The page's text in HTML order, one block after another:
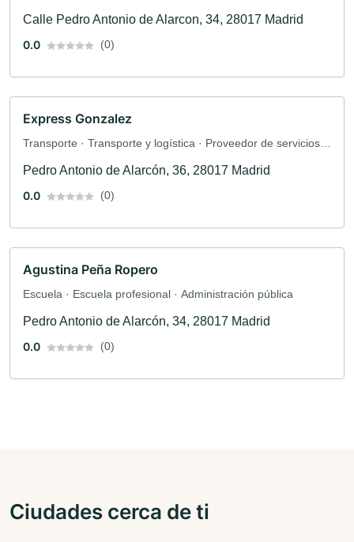
Calle Pedro Antonio de Alarcon, 34, 28017 Madrid
0.0
(0)
Express Gonzalez
Transporte · Transporte y logística · Proveedor de servicios
Pedro Antonio de Alarcón, 36, 28017 Madrid
0.0
(0)
Agustina Peña Ropero
Escuela · Escuela profesional · Administración pública
Pedro Antonio de Alarcón, 34, 28017 Madrid
0.0
(0)
Ciudades cerca de ti